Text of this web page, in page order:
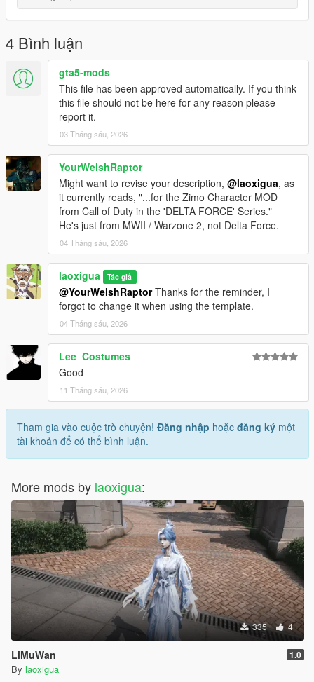
4 Bình luận
gta5-mods
This file has been approved automatically. If you think
this file should not be here for any reason please
report it.
03 Tháng sáu, 2026
YourWelshRaptor
Might want to revise your description, @laoxigua, as
it currently reads, "...for the Zimo Character MOD
from Call of Duty in the 'DELTA FORCE' Series."
He's just from MWII / Warzone 2, not Delta Force.
04 Tháng sáu, 2026
laoxigua Tác giả
@YourWelshRaptorThanks for the reminder, I
forgot to change it when using the template.
04 Tháng sáu, 2026
Lee_Costumes
Good
11 Tháng sáu, 2026
Tham gia vào cuộc trò chuyện! Đăng nhập hoặc đăng ký một
tài khoản để có thể bình luận.
More mods by laoxigua:
335 4
LiMuWan 1.0
By laoxigua